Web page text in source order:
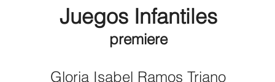
Juegos Infantiles
premiere
Gloria Isabel Ramos Triano